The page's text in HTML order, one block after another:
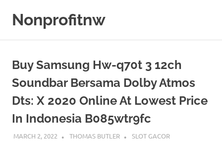
Nonprofitnw
Hari
Ini
Buy Samsung Hw-q70t 3 12ch
Soundbar Bersama Dolby Atmos
Dts: X 2020 Online At Lowest Price
In Indonesia B085wtr9fc
MARCH 2, 2022 THOMAS BUTLER SLOT GACOR